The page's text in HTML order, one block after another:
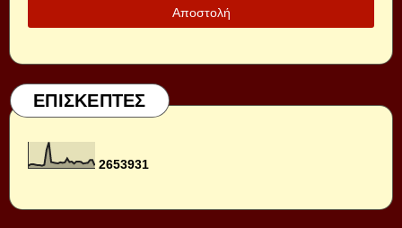
ΕΠΙΣΚΕΠΤΕΣ
2653931